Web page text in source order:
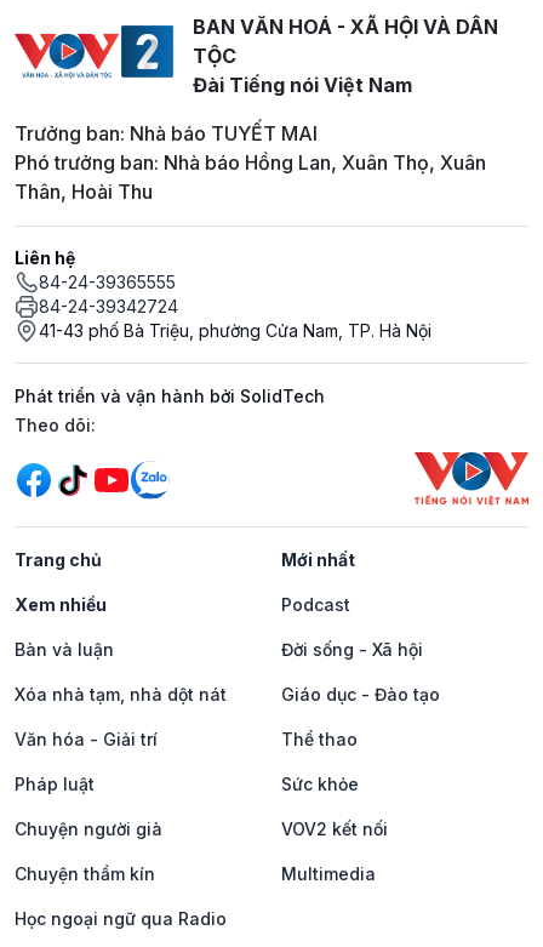
BAN VĂN HOÁ - XÃ HỘI VÀ DÂN
TỘC
Đài Tiếng nói Việt Nam
Trưởng ban: Nhà báo TUYẾT MAI
Phó trưởng ban: Nhà báo Hồng Lan, Xuân Thọ, Xuân
Thân, Hoài Thu
Liên hệ
84-24-39365555
84-24-39342724
41-43 phố Bà Triệu, phường Cửa Nam, TP. Hà Nội
Phát triển và vận hành bởi SolidTech
Mạng xã hội
Theo dõi:
Trang chủ Mới nhất
Xem nhiều Podcast
Bàn và luận Đời sống - Xã hội
Xóa nhà tạm, nhà dột nát Giáo dục - Đào tạo
Văn hóa - Giải trí Thể thao
Pháp luật Sức khỏe
Chuyện người già VOV2 kết nối
Chuyện thầm kín Multimedia
Học ngoại ngữ qua Radio